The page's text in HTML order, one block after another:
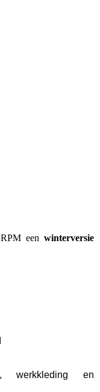
een winterversie
werkkleding en